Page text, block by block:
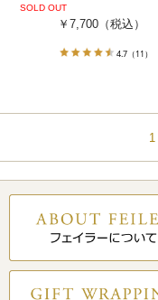
￥7,700 （税込）
4.7（11）
1